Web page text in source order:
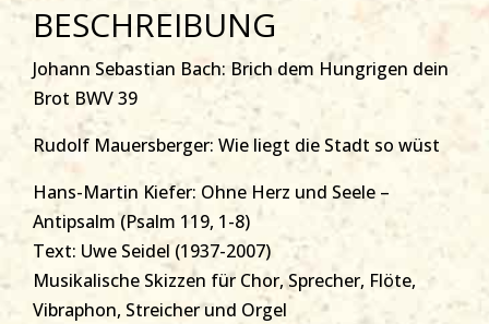
BESCHREIBUNG
Johann Sebastian Bach: Brich dem Hungrigen dein
Brot BWV 39
Rudolf Mauersberger: Wie liegt die Stadt so wüst
Hans-Martin Kiefer: Ohne Herz und Seele –
Antipsalm (Psalm 119, 1-8)
Text: Uwe Seidel (1937-2007)
Musikalische Skizzen für Chor, Sprecher, Flöte,
Vibraphon, Streicher und Orgel